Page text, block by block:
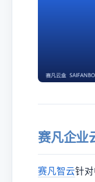
赛凡企业
赛凡智云针